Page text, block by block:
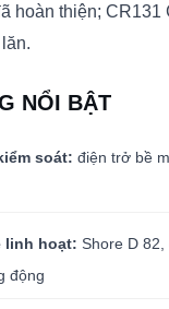
hoàn thiện;
NỔI BẬT
soát: điện trở bề
linh hoạt: Shore D
động